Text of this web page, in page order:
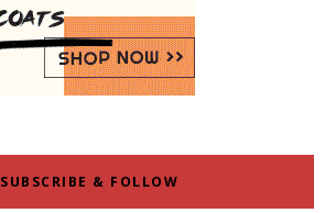
SUBSCRIBE & FOLLOW